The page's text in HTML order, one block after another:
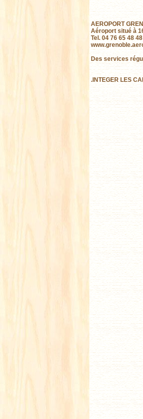
AEROPORT
Aéroport situé à
Tel. 04 76 65 48 48
Des services
.INTEGER LES